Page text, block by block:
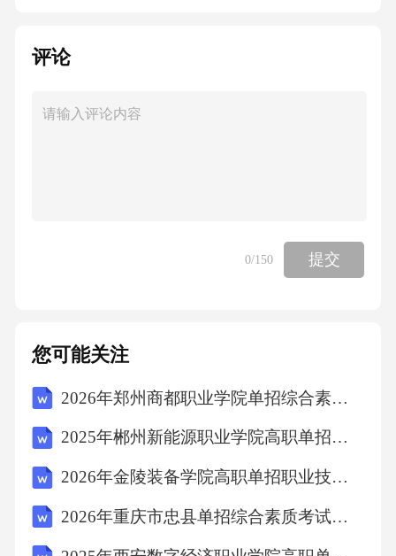
方通过法律途径解决纠纷的，乙方应承担因此
律师费、鉴定费等）及赔偿金额。2.若乙方饲养
三方财产损失之日起日内完成赔偿事宜，若乙
方未能按时赔偿，第三方有权要求甲方协助解
责任（一）甲方违约责任1.若甲方违反本补充协
议约定，未按照主租赁合同约定向乙方提供符
合居住条件的房屋或未及时修复房屋设施设备
任。甲方应按照主租赁合同租金总额%的标准向
乙方支付违约金，并赔偿乙方因此遭受的直接
评论
0/150 提交
您可能关注
2026年郑州商都职业学院单招综合素质考试题库附参考答案详解【B卷】
2025年郴州新能源职业学院高职单招职业技能考试模拟试卷含答案详解【模拟题】
2026年金陵装备学院高职单招职业技能考试模拟试卷附参考答案详解（预热题）
2026年重庆市忠县单招综合素质考试题库含答案详解【A卷】